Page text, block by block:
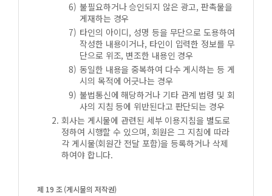
불필요하거나 승인되지 않은 광고, 판촉물을
게재하는 경우
타인의 아이디, 성명 등을 무단으로 도용하여
작성한 내용이거나, 타인이 입력한 정보를 무
단으로 위조, 변조한 내용인 경우
동일한 내용을 중복하여 다수 게시하는 등 게
시의 목적에 어긋나는 경우
불법통신에 해당하거나 기타 관계 법령 및 회
사의 지침 등에 위반된다고 판단되는 경우
회사는 게시물에 관련된 세부 이용지침을 별도로
정하여 시행할 수 있으며, 회원은 그 지침에 따라
각 게시물(회원간 전달 포함)을 등록하거나 삭제
하여야 합니다.
제 19 조 (게시물의 저작권)